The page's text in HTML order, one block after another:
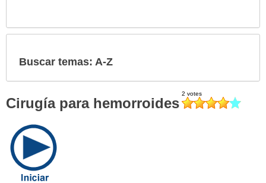
Buscar temas: A-Z
Cirugía para hemorroides